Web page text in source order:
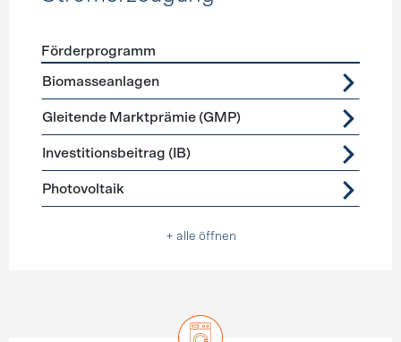
Förderprogramme
Förderprogramm
Biomasseanlagen
Gleitende Marktprämie (GMP)
Investitionsbeitrag (IB)
Photovoltaik
+ alle öffnen